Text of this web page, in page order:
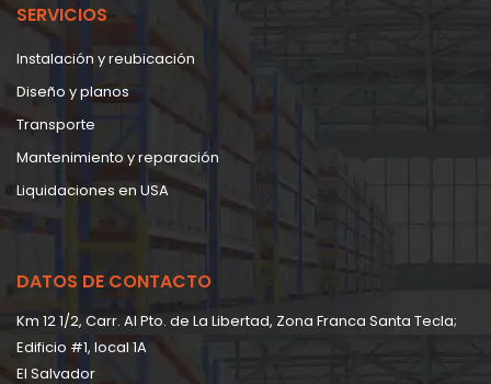
SERVICIOS
Instalación y reubicación
Diseño y planos
Transporte
Mantenimiento y reparación
Liquidaciones en USA
DATOS DE CONTACTO
Km 12 1/2, Carr. Al Pto. de La Libertad, Zona Franca Santa Tecla;
Edificio #1, local 1A
EI Salvador